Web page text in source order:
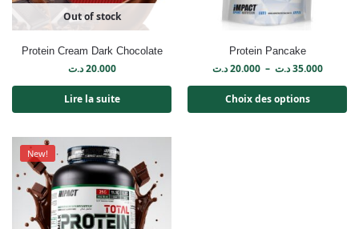
Out of stock
Protein Cream Dark Chocolate
20.000 د.ت
Lire la suite
Protein Pancake
20.000 د.ت – 35.000 د.ت
Choix des options
New!